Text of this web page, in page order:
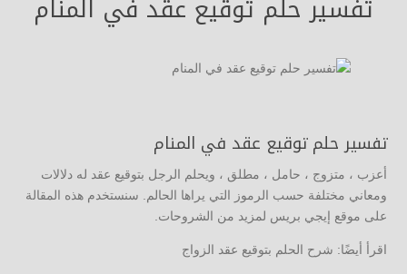
تفسير حلم توقيع عقد في المنام
تفسير حلم توقيع عقد في المنام
أعزب ، متزوج ، حامل ، مطلق ، ويحلم الرجل بتوقيع عقد له دلالات
ومعاني مختلفة حسب الرموز التي يراها الحالم. سنستخدم هذه المقالة
على موقع إيجي بريس لمزيد من الشروحات.
اقرأ أيضًا: شرح الحلم بتوقيع عقد الزواج